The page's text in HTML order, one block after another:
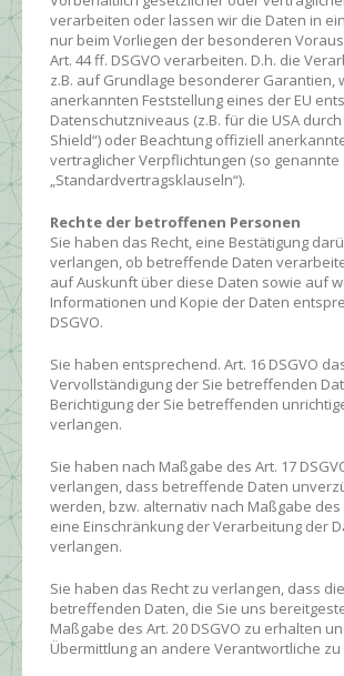
verarbeiten oder lassen wir die Daten in
nur beim Vorliegen der besonderen
Art. 44 ff. DSGVO verarbeiten. D.h. die
z.B. auf Grundlage besonderer Garantien,
anerkannten Feststellung eines der EU
Datenschutzniveaus (z.B. für die USA
Shield“) oder Beachtung offiziell
vertraglicher Verpflichtungen (so genannte
„Standardvertragsklauseln“).
Rechte der betroffenen Personen
Sie haben das Recht, eine Bestätigung
verlangen, ob betreffende Daten
auf Auskunft über diese Daten sowie auf
Informationen und Kopie der Daten
DSGVO.
Sie haben entsprechend. Art. 16 DSGVO
Vervollständigung der Sie betreffenden
Berichtigung der Sie betreffenden
verlangen.
Sie haben nach Maßgabe des Art. 17
verlangen, dass betreffende Daten
werden, bzw. alternativ nach Maßgabe des
eine Einschränkung der Verarbeitung der
verlangen.
Sie haben das Recht zu verlangen, dass
betreffenden Daten, die Sie uns
Maßgabe des Art. 20 DSGVO zu erhalten
Übermittlung an andere Verantwortliche